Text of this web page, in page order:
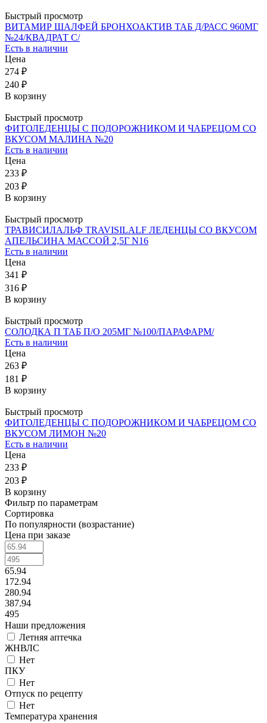
Быстрый просмотр
ВИТАМИР ШАЛФЕЙ БРОНХОАКТИВ ТАБ Д/РАСС 960МГ
№24/КВАДРАТ С/
Есть в наличии
Цена
274 ₽
240 ₽
В корзину
Быстрый просмотр
ФИТОЛЕДЕНЦЫ С ПОДОРОЖНИКОМ И ЧАБРЕЦОМ СО
ВКУСОМ МАЛИНА №20
Есть в наличии
Цена
233 ₽
203 ₽
В корзину
Быстрый просмотр
ТРАВИСИЛАЛЬФ TRAVISILALF ЛЕДЕНЦЫ СО ВКУСОМ
АПЕЛЬСИНА МАССОЙ 2,5Г N16
Есть в наличии
Цена
341 ₽
316 ₽
В корзину
Быстрый просмотр
СОЛОДКА П ТАБ П/О 205МГ №100/ПАРАФАРМ/
Есть в наличии
Цена
263 ₽
181 ₽
В корзину
Быстрый просмотр
ФИТОЛЕДЕНЦЫ С ПОДОРОЖНИКОМ И ЧАБРЕЦОМ СО
ВКУСОМ ЛИМОН №20
Есть в наличии
Цена
233 ₽
203 ₽
В корзину
Фильтр по параметрам
Сортировка
По популярности (возрастание)
Цена при заказе
65.94
172.94
280.94
387.94
495
Наши предложения
Летняя аптечка
ЖНВЛС
Нет
ПКУ
Нет
Отпуск по рецепту
Нет
Температура хранения